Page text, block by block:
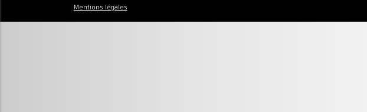
Mentions légales